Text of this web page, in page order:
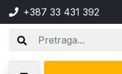
+387 33 431 392